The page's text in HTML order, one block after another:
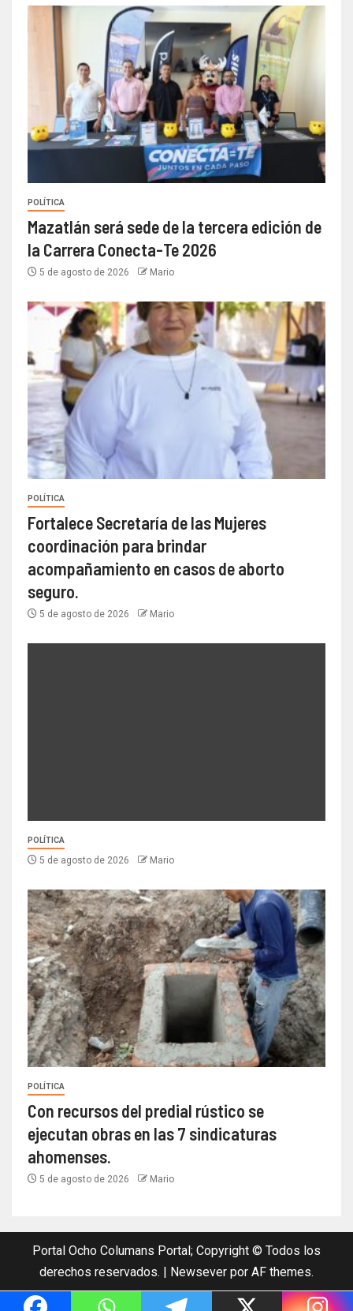
POLÍTICA
Mazatlán será sede de la tercera edición de
la Carrera Conecta-Te 2026
5 de agosto de 2026 Mario
POLÍTICA
Fortalece Secretaría de las Mujeres
coordinación para brindar
acompañamiento en casos de aborto
seguro.
5 de agosto de 2026 Mario
POLÍTICA
5 de agosto de 2026 Mario
POLÍTICA
Con recursos del predial rústico se
ejecutan obras en las 7 sindicaturas
ahomenses.
5 de agosto de 2026 Mario
Portal Ocho Columans Portal; Copyright © Todos los
derechos reservados.
Newsever por AF themes.